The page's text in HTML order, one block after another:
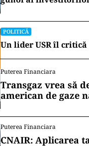
POLITICĂ
Un lider USR îl
Puterea Financiara
Transgaz vrea să
american de gaze
Puterea Financiara
CNAIR: Aplicarea